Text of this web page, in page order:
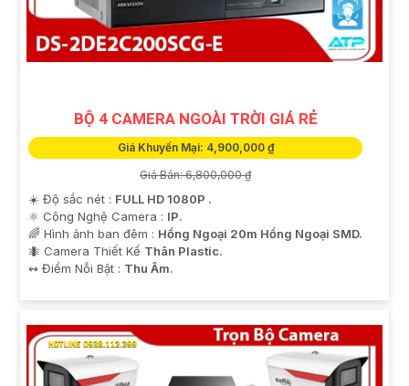
BỘ 4 CAMERA NGOÀI TRỜI GIÁ RẺ
Giá Khuyến Mại: 4,900,000 ₫
Giá Bán: 6,800,000 ₫
☀️ Độ sắc nét : FULL HD 1080P .
⚛️ Công Nghệ Camera : IP.
🌈 Hình ảnh ban đêm : Hồng Ngoại 20m Hồng Ngoại SMD.
🐜 Camera Thiết Kế Thân Plastic.
️↭ Điểm Nỗi Bật : Thu Âm.